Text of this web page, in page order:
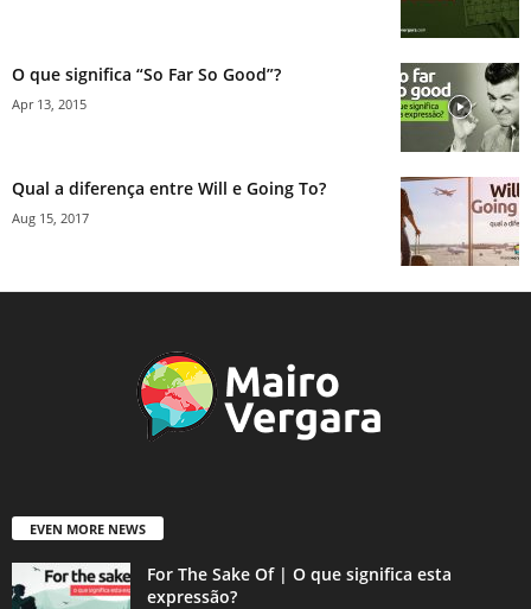
O que significa “So Far So Good”?
Apr 13, 2015
Qual a diferença entre Will e Going To?
Aug 15, 2017
EVEN MORE NEWS
For The Sake Of | O que significa esta
expressão?